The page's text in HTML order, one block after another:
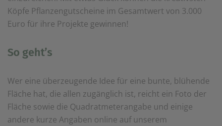
einem erneuten Besuch der Seite schnell wieder zur
Verfügung stellen.
Inhalte anzuzeigen, die relevanter für Sie sind. So
können wir Ihnen beispielweise Angebote präsentieren,
zugeschnitten sind.
Köpfe Pflanzengutscheine im Gesamtwert von 3.000
Euro für ihre Projekte gewinnen!
So geht’s
Wer eine überzeugende Idee für eine bunte, blühende
Fläche hat, die allen zugänglich ist, reicht ein Foto der
Fläche sowie die Quadratmeterangabe und einige
andere kurze Angaben online auf unserem